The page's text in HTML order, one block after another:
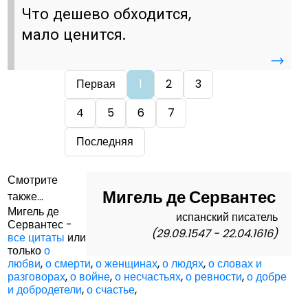
Что дешево обходится,
мало ценится.
→
Первая 1 2
3
4
5 6
7
Последняя
Мигель де Сервантес
испанский писатель
(29.09.1547 - 22.04.1616)
Смотрите
также...
Мигель де
Сервантес -
все цитаты или
толькоо
любви,о смерти,о женщинах,о людях,о словах и
разговорах,о войне,о несчастьях,о ревности,о добре
и добродетели,о счастье,